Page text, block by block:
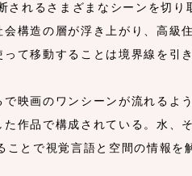
れるさまざまなシーンを切
構造の層が浮き上がり、高
て移動することは境界線を
画のワンシーンが流れるよ
作品で構成されている。水、
とで視覚言語と空間の情報を